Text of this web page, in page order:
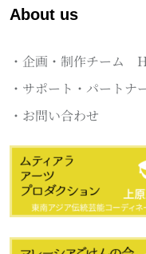
About us
・企画・制作チーム
・サポート・パートナ
・お問い合わせ